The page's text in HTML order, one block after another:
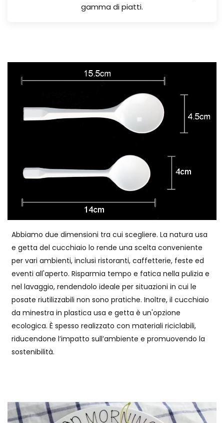
gamma di piatti.
Abbiamo due dimensioni tra cui scegliere. La natura usa
e getta del cucchiaio lo rende una scelta conveniente
per vari ambienti, inclusi ristoranti, caffetterie, feste ed
eventi all'aperto. Risparmia tempo e fatica nella pulizia e
nel lavaggio, rendendolo ideale per situazioni in cui le
posate riutilizzabili non sono pratiche. Inoltre, il cucchiaio
da minestra in plastica usa e getta è un'opzione
ecologica. È spesso realizzato con materiali riciclabili,
riducendone l’impatto sull’ambiente e promuovendo la
sostenibilità.